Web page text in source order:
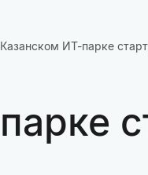
ИТ-парке